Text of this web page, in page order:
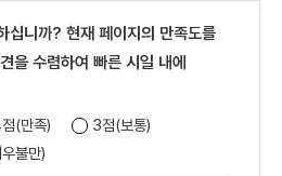
간
으로 회원 탈퇴 시 지체없이 파기합니다.
정한 기간(준영구)동안 안전하게
십니까? 현재 페이지의 만족도를
을 수렴하여 빠른 시일 내에
(만족)
3점(보통)
불만)